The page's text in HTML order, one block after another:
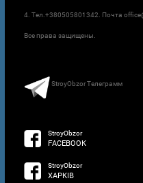
4. Тел.+380505801342. Почта
Все права защищены.
StroyObzor Телеграмм
StroyObzor
FACEBOOK
StroyObzor
ХАРКІВ